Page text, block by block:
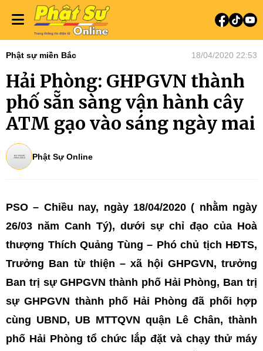
Phật sự miền Bắc 18/04/2020 22:53
Hải Phòng: GHPGVN thành
phố sẵn sàng vận hành cây
ATM gạo vào sáng ngày mai
Phật Sự Online
PSO – Chiều nay, ngày 18/04/2020 ( nhằm ngày
26/03 năm Canh Tý), dưới sự chỉ đạo của Hoà
thượng Thích Quảng Tùng – Phó chủ tịch HĐTS,
Trưởng Ban từ thiện – xã hội GHPGVN, trưởng
Ban trị sự GHPGVN thành phố Hải Phòng, Ban trị
sự GHPGVN thành phố Hải Phòng đã phối hợp
cùng UBND, UB MTTQVN quận Lê Chân, thành
phố Hải Phòng tổ chức lắp đặt và chạy thử máy